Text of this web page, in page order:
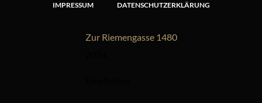
IMPRESSUM DATENSCHUTZERKLÄRUNG
Zur Riemengasse 1480